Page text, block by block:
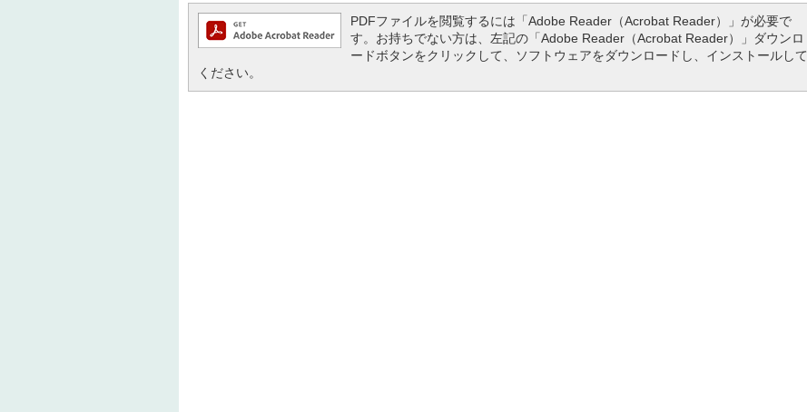
PDFファイルを閲覧するには「Adobe Reader（Acrobat Reader）」が必要で
す。お持ちでない方は、左記の「Adobe Reader（Acrobat Reader）」ダウンロ
ードボタンをクリックして、ソフトウェアをダウンロードし、インストールして
ください。